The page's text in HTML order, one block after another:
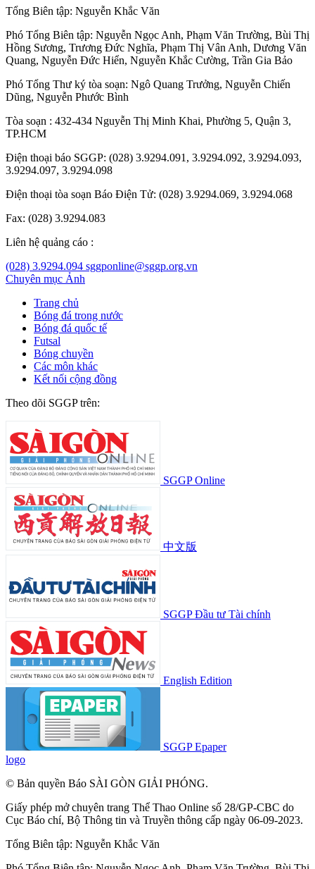
Tổng Biên tập: Nguyễn Khắc Văn
Phó Tổng Biên tập: Nguyễn Ngọc Anh, Phạm Văn Trường, Bùi Thị
Hồng Sương, Trương Đức Nghĩa, Phạm Thị Vân Anh, Dương Văn
Quang, Nguyễn Đức Hiển, Nguyễn Khắc Cường, Trần Gia Bảo
Phó Tổng Thư ký tòa soạn: Ngô Quang Trưởng, Nguyễn Chiến
Dũng, Nguyễn Phước Bình
Tòa soạn : 432-434 Nguyễn Thị Minh Khai, Phường 5, Quận 3,
TP.HCM
Điện thoại báo SGGP: (028) 3.9294.091, 3.9294.092, 3.9294.093,
3.9294.097, 3.9294.098
Điện thoại tòa soạn Báo Điện Tử: (028) 3.9294.069, 3.9294.068
Fax: (028) 3.9294.083
Liên hệ quảng cáo :
(028) 3.9294.094 sggponline@sggp.org.vn
Chuyên mục Ảnh
Trang chủ
Bóng đá trong nước
Bóng đá quốc tế
Futsal
Bóng chuyền
Các môn khác
Kết nối cộng đồng
Theo dõi SGGP trên:
SGGP Online
中文版
SGGP Đầu tư Tài chính
English Edition
SGGP Epaper
logo
© Bản quyền Báo SÀI GÒN GIẢI PHÓNG.
Giấy phép mở chuyên trang Thể Thao Online số 28/GP-CBC do
Cục Báo chí, Bộ Thông tin và Truyền thông cấp ngày 06-09-2023.
Tổng Biên tập: Nguyễn Khắc Văn